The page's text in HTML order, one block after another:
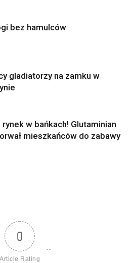
bez hamulców
gladiatorzy na zamku w
rynek w bańkach! Glutaminian
mieszkańców do zabawy
0
Article Rating